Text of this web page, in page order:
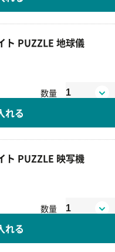
ト PUZZLE 地球儀
数量
れる
ト PUZZLE 映写機
数量
れる